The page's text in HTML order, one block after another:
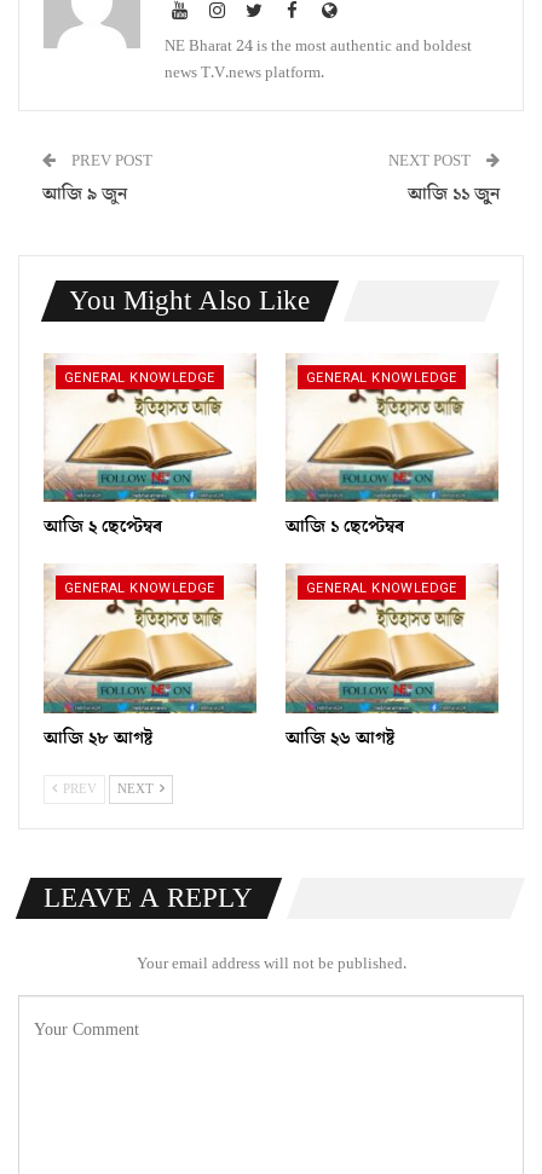
NE Bharat 24 is the most authentic and boldest
news T.V.news platform.
PREV POST
আজি ৯ জুন
NEXT POST
আজি ১১ জুুন
You Might Also Like
GENERAL KNOWLEDGE
আজি ২ ছেপ্টেম্বৰ
GENERAL KNOWLEDGE
আজি ১ ছেপ্টেম্বৰ
GENERAL KNOWLEDGE
আজি ২৮ আগষ্ট
GENERAL KNOWLEDGE
আজি ২৬ আগষ্ট
PREV NEXT
LEAVE A REPLY
Your email address will not be published.